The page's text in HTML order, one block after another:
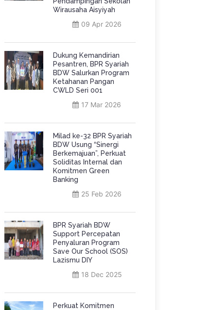
Wirausaha Aisyiyah
09 Apr 2026
Dukung Kemandirian
Pesantren, BPR Syariah
BDW Salurkan Program
Ketahanan Pangan
CWLD Seri 001
17 Mar 2026
Milad ke-32 BPR Syariah
BDW Usung “Sinergi
Berkemajuan”, Perkuat
Soliditas Internal dan
Komitmen Green
Banking
25 Feb 2026
BPR Syariah BDW
Support Percepatan
Penyaluran Program
Save Our School (SOS)
Lazismu DIY
18 Dec 2025
Perkuat Komitmen